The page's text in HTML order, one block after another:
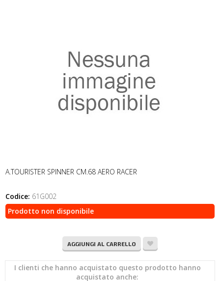
A.TOURISTER SPINNER CM.68 AERO RACER
Codice: 61G002
Prodotto non disponibile
AGGIUNGI AL CARRELLO
I clienti che hanno acquistato questo prodotto hanno
acquistato anche: